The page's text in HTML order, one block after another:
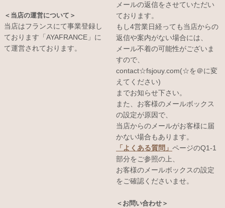
＜当店の運営について＞
当店はフランスにて事業登録し
ております「AYAFRANCE」に
て運営されております。
メールの返信をさせていただい
ております。
もし4営業日経っても当店からの
返信や案内がない場合には、
メール不着の可能性がございま
すので、
contact☆fsjouy.com(☆を＠に変
えてください)
までお知らせ下さい。
また、お客様のメールボックス
の設定が原因で、
当店からのメールがお客様に届
かない場合もあります。
「よくある質問」 ページのQ1-1
部分をご参照の上、
お客様のメールボックスの設定
をご確認くださいませ。
＜お問い合わせ＞